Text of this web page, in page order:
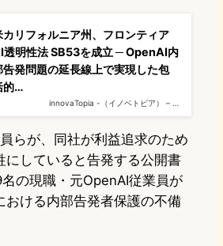
カリフォルニア州、フロンティア
透明性法 SB53を成立 ─ OpenAI内
告発問題の延長線上で実現した包
的…
innovaTopia -（イノベトピア） – …
らが、同社が利益追求のため
にしていると告発する公開書
の現職・元OpenAI従業員が
おける内部告発者保護の不備